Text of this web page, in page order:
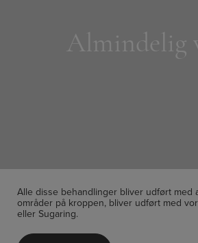
Almindelig
Alle disse behandlinger bliver udført med
områder på kroppen, bliver udført med
eller Sugaring.